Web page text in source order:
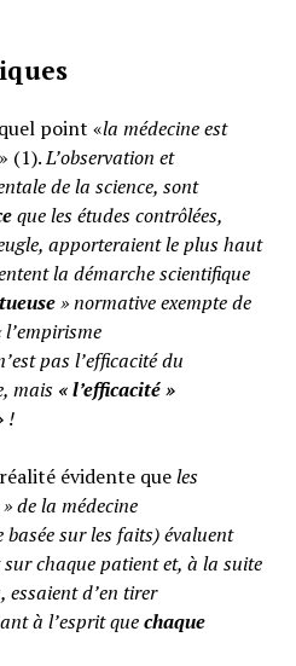
point «la médecine est
(1).L’observation et
de la science, sont
que les études contrôlées,
apporteraient le plus haut
la démarche scientifique
» normative exempte de
pas l’efficacité du
mais «l’efficacité »
!
évidente queles
de la médecine
sur les faits) évaluent
chaque patient et, à la suite
essaient d’en tirer
à l’esprit quechaque